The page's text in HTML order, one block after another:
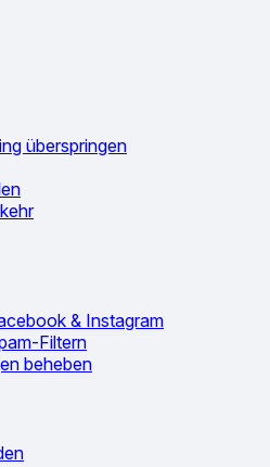
überspringen
& Instagram
Filtern
beheben